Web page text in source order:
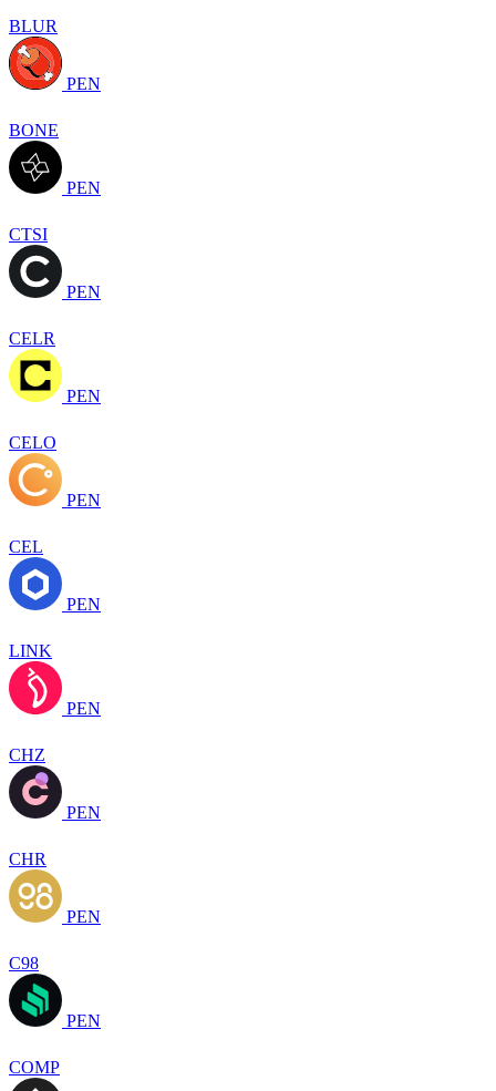
BLUR
PEN
BONE
PEN
CTSI
PEN
CELR
PEN
CELO
PEN
CEL
PEN
LINK
PEN
CHZ
PEN
CHR
PEN
C98
PEN
COMP